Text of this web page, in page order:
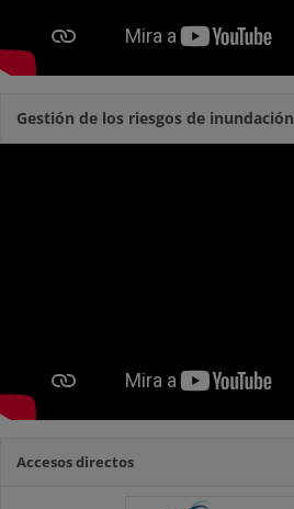
Gestión de los riesgos de inundación
Accesos directos